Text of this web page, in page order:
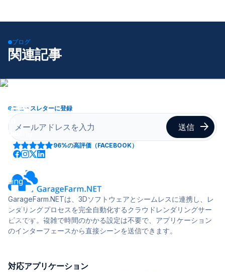
ブログ
関連記事
ニュースレターに登録
96%の高評価（FACEBOOK）
GarageFarm.NETは、3Dソフトウェアとシームレスに連携し、レ
ンダリングプロセスを完全自動化するクラウドレンダリングサー
ビスです。複雑で時間のかかる設定は不要で、アプリケーション
のインターフェースから直接シーンを送信できます。
対応アプリケーション